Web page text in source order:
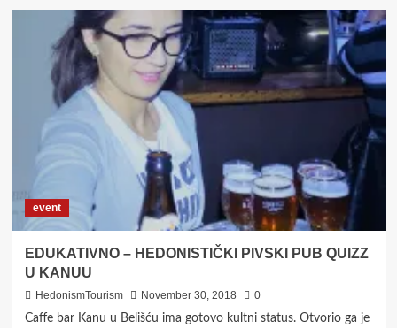
Dobrodošli
u
čudesni
svijet
–
“WunderBar”
event
EDUKATIVNO – HEDONISTIČKI PIVSKI PUB QUIZZ
U KANUU
HedonismTourism November 30, 2018
0
Caffe bar Kanu u Belišću ima gotovo kultni status. Otvorio ga je